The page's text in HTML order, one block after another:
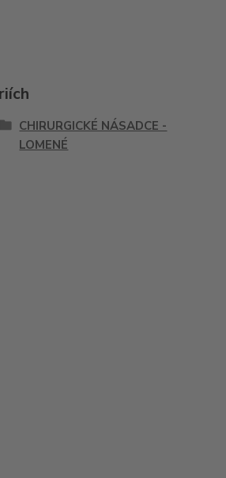
CHIRURGICKÉ NÁSADCE -
LOMENÉ